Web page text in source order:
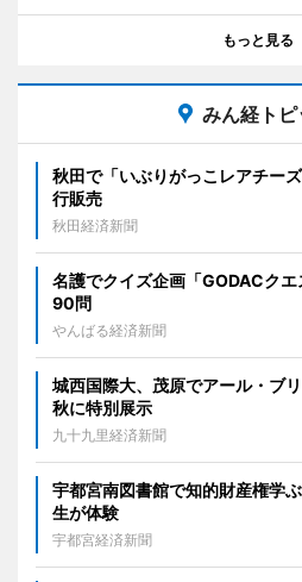
もっと見る
みん経トピ
秋田で「いぶりがっこレアチー
行販売
秋田経済新聞
名護でクイズ企画「GODACク
90問
やんばる経済新聞
城西国際大、茂原でアール・ブ
秋に特別展示
九十九里経済新聞
宇都宮南図書館で知的財産権学
生が体験
宇都宮経済新聞